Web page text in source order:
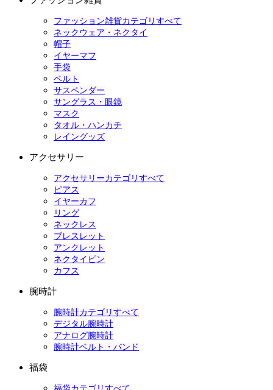
ファッション雑貨カテゴリすべて
ネックウェア・ネクタイ
帽子
イヤーマフ
手袋
ベルト
サスペンダー
サングラス・眼鏡
マスク
タオル・ハンカチ
レイングッズ
アクセサリー
アクセサリーカテゴリすべて
ピアス
イヤーカフ
リング
ネックレス
ブレスレット
アンクレット
ネクタイピン
カフス
腕時計
腕時計カテゴリすべて
デジタル腕時計
アナログ腕時計
腕時計ベルト・バンド
福袋